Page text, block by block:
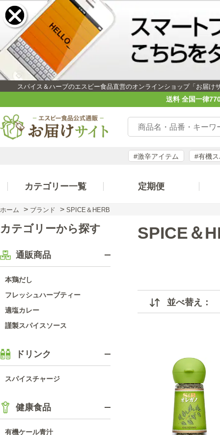
スパイス＆ハーブのエスビー食品直営のオンラインショップ「お届け
送料 全国一律
#激辛アイテム #有機
カテゴリー一覧 定期便
ホーム > ブランド > SPICE＆HERB
カテゴリーから探す
通販商品
本鶏だし
フレッシュハーブティー
適塩カレー
謹製スパイスソース
ドリンク
スパイスチャージ
健康食品
有機ケール青汁
SPICE＆
並べ替え：